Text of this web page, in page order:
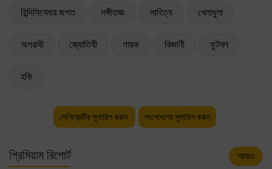
হিন্দিসিনেমার জগত সঙ্গীতজ্ঞ সাহিত্য খেলাধুলা
অপরাধী জ্যোতিষী গায়ক বিজ্ঞানী ফুটবল
হকি
সেলিব্রেটির সুপারিশ করুন সংশোধনের সুপারিশ করুন
প্রিমিয়াম রিপোর্ট আরও